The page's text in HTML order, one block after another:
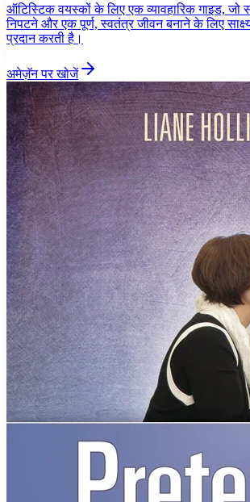
ऑटिस्टिक वयस्कों के लिए एक व्यावहारिक गाइड, जो
निपटने और एक पूर्ण, स्वतंत्र जीवन बनाने के लिए
प्रदान करती है।
अमेज़ॅन पर खोजें